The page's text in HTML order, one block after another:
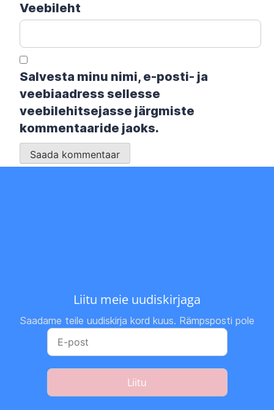
Veebileht
Salvesta minu nimi, e-posti- ja
veebiaadress sellesse
veebilehitsejasse järgmiste
kommentaaride jaoks.
Liitu meie uudiskirjaga
Saadame teile uudiskirja kord kuus. Rämpsposti pole
Liitu